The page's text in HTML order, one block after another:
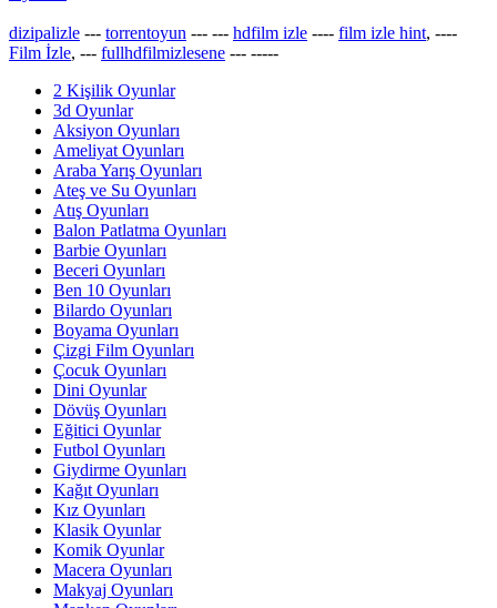
dizipalizle --- torrentoyun --- --- hdfilm izle ---- film izle hint, ----
Film İzle, --- fullhdfilmizlesene --- -----
2 Kişilik Oyunlar
3d Oyunlar
Aksiyon Oyunları
Ameliyat Oyunları
Araba Yarış Oyunları
Ateş ve Su Oyunları
Atış Oyunları
Balon Patlatma Oyunları
Barbie Oyunları
Beceri Oyunları
Ben 10 Oyunları
Bilardo Oyunları
Boyama Oyunları
Çizgi Film Oyunları
Çocuk Oyunları
Dini Oyunlar
Dövüş Oyunları
Eğitici Oyunlar
Futbol Oyunları
Giydirme Oyunları
Kağıt Oyunları
Kız Oyunları
Klasik Oyunlar
Komik Oyunlar
Macera Oyunları
Makyaj Oyunları